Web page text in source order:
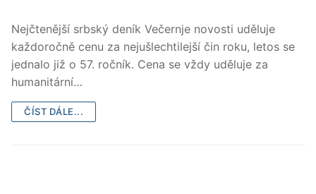
Nejčtenější srbský deník Večernje novosti uděluje
každoročně cenu za nejušlechtilejší čin roku, letos se
jednalo již o 57. ročník. Cena se vždy uděluje za
humanitární…
ČÍST DÁLE...